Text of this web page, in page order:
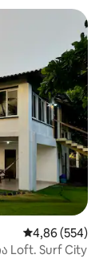
საშუალო
4,86 (554)
Loft. Surf City